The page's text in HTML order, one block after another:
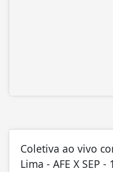
Coletiva ao vivo
Lima - AFE X SEP -